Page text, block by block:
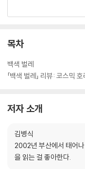
「백색 벌레」는 온라인 소
로 선정되며 주목받은 김병
드래곤 문학상 이야기 부문
특히 권말에는 작품집 『바
지평을 넓히고 있는 녹차빙
풍부한 이해를 돕는다.
“「백색 벌레」는 여러 층
를 제공하면서도 소재와 플
의 외양을 가졌기에, 근래
목차
백색 벌레
「백색 벌레」 리뷰: 코스믹
저자 소개
김병식
2002년 부산에서 태어
을 읽는 걸 좋아한다.